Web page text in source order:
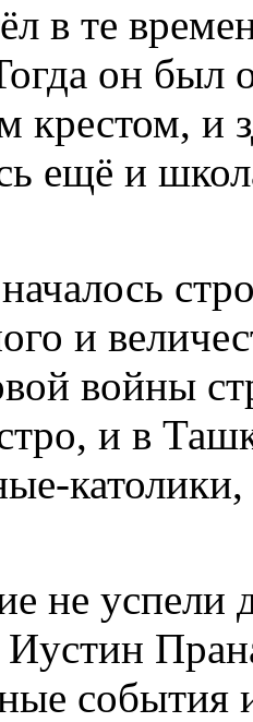
в те
он
крестом, и
ещё и
и
войны
и в
не успели
Иустин
события